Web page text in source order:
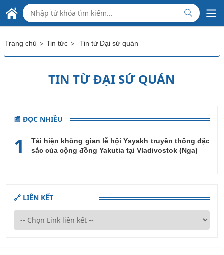
Skip to Main Content
ĐẠI SỨ QUÁN VIỆT NAM
TẠI INDONESIA
Trang chủ > Tin tức > Tin từ Đại sứ quán
TIN TỪ ĐẠI SỨ QUÁN
📰 ĐỌC NHIỀU
1
Tái hiện không gian lễ hội Ysyakh truyền thống đặc
sắc của cộng đồng Yakutia tại Vladivostok (Nga)
🔗 LIÊN KẾT